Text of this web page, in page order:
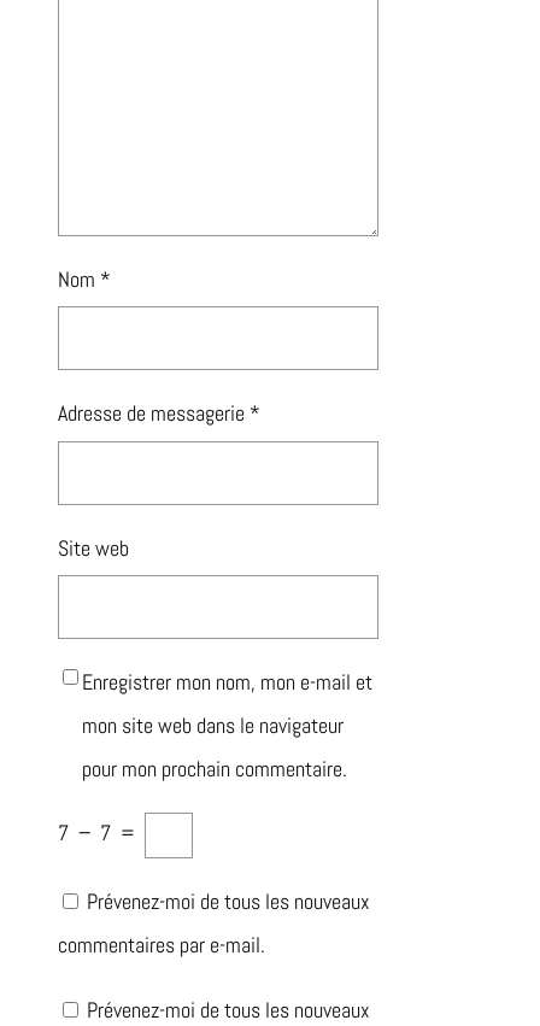
Nom *
Adresse de messagerie *
Site web
Enregistrer mon nom, mon e-mail et
mon site web dans le navigateur
pour mon prochain commentaire.
7 − 7 =
Prévenez-moi de tous les nouveaux
commentaires par e-mail.
Prévenez-moi de tous les nouveaux